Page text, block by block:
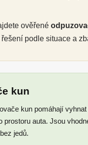
ověřené
podle situace a
kun
kun pomáhají vyhnat
prostoru auta. Jsou
jedů.